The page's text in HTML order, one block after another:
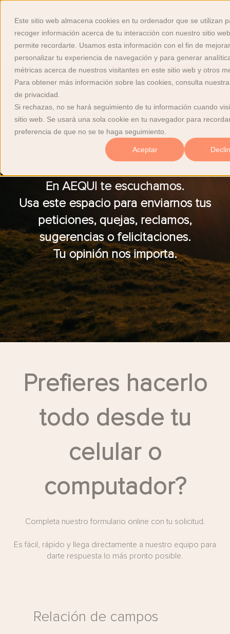
Este sitio web almacena cookies en tu ordenador que se utilizan
recoger información acerca de tu interacción con nuestro sitio
permite recordarte. Usamos esta información con el fin de
personalizar tu experiencia de navegación y para generar
métricas acerca de nuestros visitantes en este sitio web y otros
Para obtener más información sobre las cookies, consulta
de privacidad.
Si rechazas, no se hará seguimiento de tu información cuando
sitio web. Se usará una sola cookie en tu navegador para
preferencia de que no se te haga seguimiento.
Aceptar
Abrir
PQRSF
En AEQUI te escuchamos.
Usa este espacio para enviarnos tus
peticiones, quejas, reclamos,
sugerencias o felicitaciones.
Tu opinión nos importa.
Prefieres hacerlo
todo desde tu
celular o
computador?
Completa nuestro formulario online con tu solicitud.
Es fácil, rápido y llega directamente a nuestro equipo para
darte respuesta lo más pronto posible.
Relación de campos